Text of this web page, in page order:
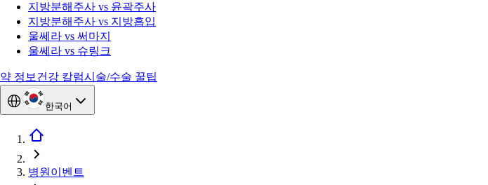
지방분해주사 vs 윤곽주사
지방분해주사 vs 지방흡입
울쎄라 vs 써마지
울쎄라 vs 슈링크
약 정보 건강 칼럼시술/수술 꿀팁
한국어
병원이벤트